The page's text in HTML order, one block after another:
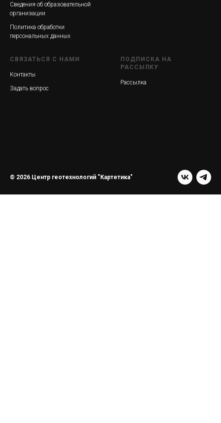
Сведения об образовательной
организации
Политика обработки
персональных данных
СВЯЗАТЬСЯ С НАМИ
Контакты
Задать вопрос
ПОДПИСКА НА
РАССЫЛКУ
Рассылка
© 2026 Центр геотехнологий "Картетика"